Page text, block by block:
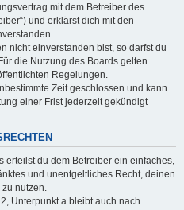
mit dem Betreiber des
und erklärst dich mit den
nicht einverstanden bist, so darfst du
die Nutzung des Boards gelten
Regelungen.
Zeit geschlossen und kann
einer Frist jederzeit gekündigt
erteilst du dem Betreiber ein einfaches,
und unentgeltliches Recht, deinen
zu nutzen.
Unterpunkt a bleibt auch nach